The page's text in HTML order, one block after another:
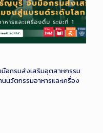
มือกรมส่งเสริมอุตสาหกรรม
นวัตกรรมอาหารและเครื่อง